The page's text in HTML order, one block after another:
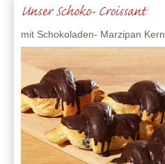
Unser Schoko- Croissant
mit Schokoladen- Marzipan Kern